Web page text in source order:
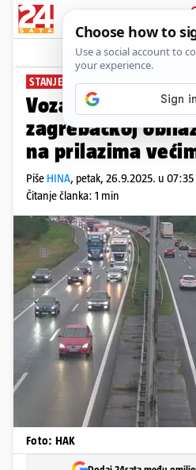
News
STANJE NA CESTAMA
Vozači oprez!
zagrebačkoj
na prilazima
Piše HINA, petak, 26.9.2025. u 07:35
Čitanje članka: 1 min
Foto: HAK